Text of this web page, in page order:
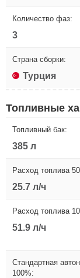
Количество фаз:
3
Страна сборки:
Турция
Топливные
Топливный бак:
385 л
Расход топлива
25.7 л/ч
Расход топлива
51.9 л/ч
Стандартная
100%: